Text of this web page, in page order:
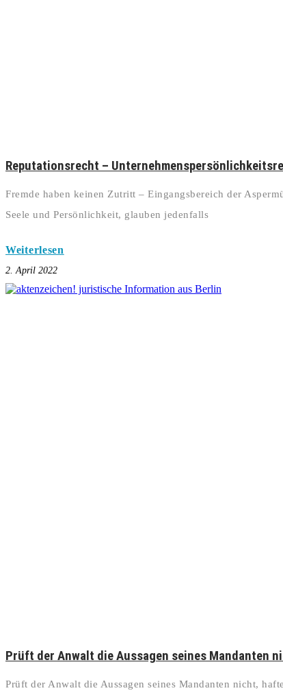
Reputationsrecht –
Fremde haben keinen Zutritt – Eingangsbereich der
Seele und Persönlichkeit, glauben jedenfalls
Weiterlesen
2. April 2022
Prüft der Anwalt die Aussagen seines Mandanten
Prüft der Anwalt die Aussagen seines Mandanten nicht,